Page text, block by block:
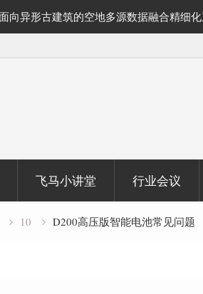
向异形古建筑的空地多源数据融合精细
飞马小讲堂 行业会议
10 D200高压版智能电池常见问题